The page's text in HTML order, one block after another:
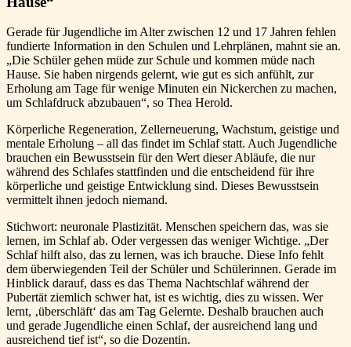
Gerade für Jugendliche im Alter zwischen 12 und 17 Jahren fehlen
fundierte Information in den Schulen und Lehrplänen, mahnt sie an.
„Die Schüler gehen müde zur Schule und kommen müde nach
Hause. Sie haben nirgends gelernt, wie gut es sich anfühlt, zur
Erholung am Tage für wenige Minuten ein Nickerchen zu machen,
um Schlafdruck abzubauen“, so Thea Herold.
Körperliche Regeneration, Zellerneuerung, Wachstum, geistige und
mentale Erholung – all das findet im Schlaf statt. Auch Jugendliche
brauchen ein Bewusstsein für den Wert dieser Abläufe, die nur
während des Schlafes stattfinden und die entscheidend für ihre
körperliche und geistige Entwicklung sind. Dieses Bewusstsein
vermittelt ihnen jedoch niemand.
Stichwort: neuronale Plastizität. Menschen speichern das, was sie
lernen, im Schlaf ab. Oder vergessen das weniger Wichtige. „Der
Schlaf hilft also, das zu lernen, was ich brauche. Diese Info fehlt
dem überwiegenden Teil der Schüler und Schülerinnen. Gerade im
Hinblick darauf, dass es das Thema Nachtschlaf während der
Pubertät ziemlich schwer hat, ist es wichtig, dies zu wissen. Wer
lernt, ‚überschläft‘ das am Tag Gelernte. Deshalb brauchen auch
und gerade Jugendliche einen Schlaf, der ausreichend lang und
ausreichend tief ist“, so die Dozentin.